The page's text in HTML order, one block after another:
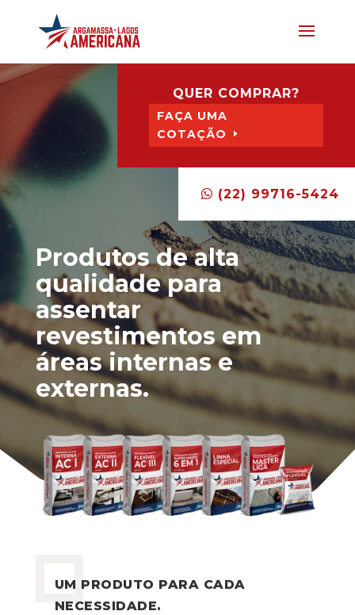
QUER COMPRAR?
FAÇA UMA
COTAÇÃO
(22) 99716-5424
Produtos de alta
qualidade para
assentar
revestimentos em
áreas internas e
externas.
UM PRODUTO PARA CADA
NECESSIDADE.